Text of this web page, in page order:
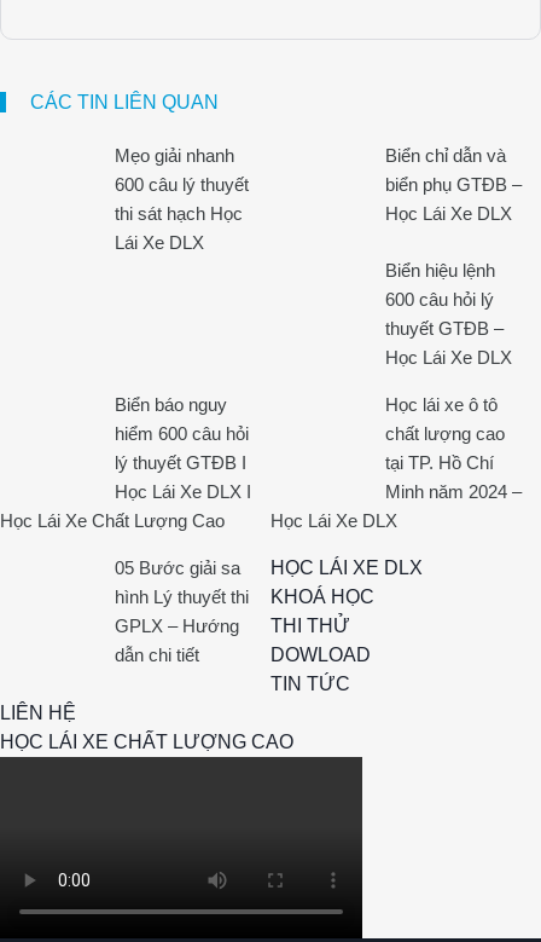
CÁC TIN LIÊN QUAN
Mẹo giải nhanh
600 câu lý thuyết
thi sát hạch Học
Lái Xe DLX
Biển chỉ dẫn và
biển phụ GTĐB –
Học Lái Xe DLX
Biển hiệu lệnh
600 câu hỏi lý
thuyết GTĐB –
Học Lái Xe DLX
Biển báo nguy
hiểm 600 câu hỏi
lý thuyết GTĐB I
Học Lái Xe DLX I
Học Lái Xe Chất Lượng Cao
Học lái xe ô tô
chất lượng cao
tại TP. Hồ Chí
Minh năm 2024 –
Học Lái Xe DLX
05 Bước giải sa
hình Lý thuyết thi
GPLX – Hướng
dẫn chi tiết
HỌC LÁI XE DLX
KHOÁ HỌC
THI THỬ
DOWLOAD
TIN TỨC
LIÊN HỆ
HỌC LÁI XE CHẤT LƯỢNG CAO